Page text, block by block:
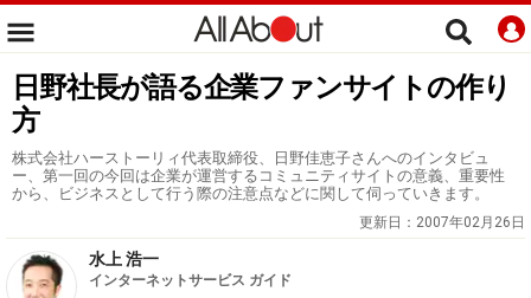
日野社長が語る企業ファンサイトの作り
方
株式会社ハーストーリィ代表取締役、日野佳恵子さんへのインタビュ
ー、第一回の今回は企業が運営するコミュニティサイトの意義、重要性
から、ビジネスとして行う際の注意点などに関して伺っていきます。
更新日： 2007年02月26日
水上 浩一
インターネットサービス ガイド